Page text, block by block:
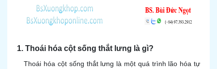
1. Thoái hóa cột sống thắt lưng là gì?
Thoái hóa cột sống thắt lưng là một quá trình lão hóa tự